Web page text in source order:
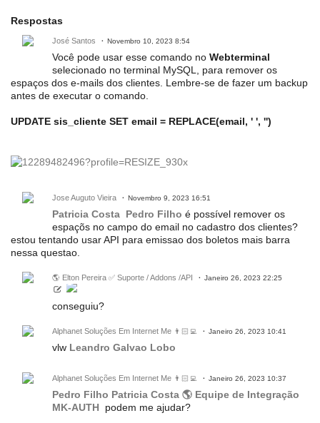
Respostas
José Santos Novembro 10, 2023 8:54
Você pode usar esse comando no Webterminal
selecionado no terminal MySQL, para remover os
espaços dos e-mails dos clientes. Lembre-se de fazer um backup
antes de executar o comando.
UPDATE sis_cliente SET email = REPLACE(email, ' ', '')
Jose Auguto Vieira Novembro 9, 2023 16:51
Patricia Costa Pedro Filho é possível remover os
espaçõs no campo do email no cadastro dos clientes?
estou tentando usar API para emissao dos boletos mais barra
nessa questao.
🌎 Elton Pereira ✅ Suporte / Addons /API Janeiro 26, 2023 22:25
conseguiu?
Alphanet Soluções Em Internet Me 👨🏻‍💻 Janeiro 26, 2023 10:41
vlw Leandro Galvao Lobo
Alphanet Soluções Em Internet Me 👨🏻‍💻 Janeiro 26, 2023 10:37
Pedro Filho Patricia Costa 🌎 Equipe de Integração
MK-AUTH podem me ajudar?